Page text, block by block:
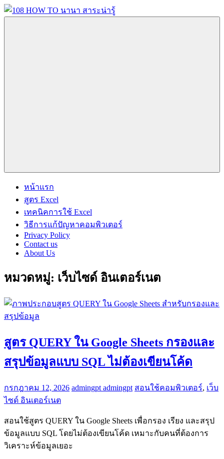
Skip
to
อื่นๆ
มากมาย
หน้าแรก
สูตร Excel
เทคนิคการใช้ Excel
วิธีการแก้ปัญหาคอมพิวเตอร์
Privacy Policy
Contact us
About Us
หมวดหมู่: เว็บไซด์ อินเตอร์เนต
สูตร QUERY ใน Google Sheets กรองและ
สรุปข้อมูลแบบ SQL ไม่ต้องเขียนโค้ด
กรกฎาคม 12, 2026 admingpt admingpt สอนใช้คอมพิวเตอร์, เว็บ
ไซด์ อินเตอร์เนต
สอนใช้สูตร QUERY ใน Google Sheets เพื่อกรอง เรียง และสรุป
ข้อมูลแบบ SQL โดยไม่ต้องเขียนโค้ด เหมาะกับคนที่ต้องการ
วิเคราะห์ข้อมูลเยอะ